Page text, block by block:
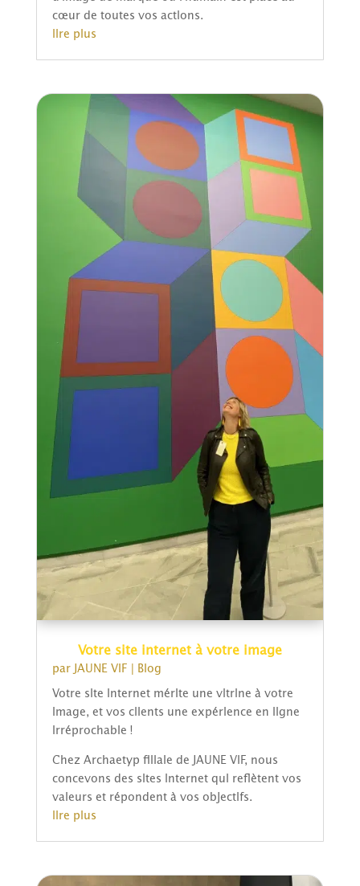
cœur de toutes vos actions.
lire plus
Votre site internet à votre image
par JAUNE VIF Blog
Votre site internet mérite une vitrine à votre
image, et vos clients une expérience en ligne
irréprochable !
Chez Archaetyp filiale de JAUNE VIF, nous
concevons des sites internet qui reflètent vos
valeurs et répondent à vos objectifs.
lire plus